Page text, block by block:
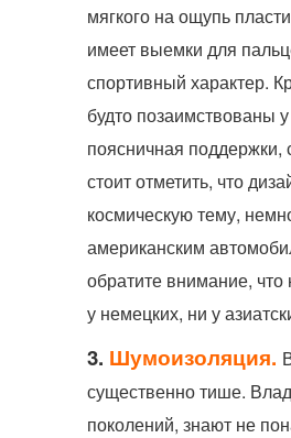
мягкого на ощупь
имеет выемки для
спортивный характер.
будто позаимствованы
поясничная
стоит отметить, что
космическую тему,
американским
обратите внимание, что
у немецких, ни у
3. Шумоизоляция.
существенно тише.
поколений, знают не